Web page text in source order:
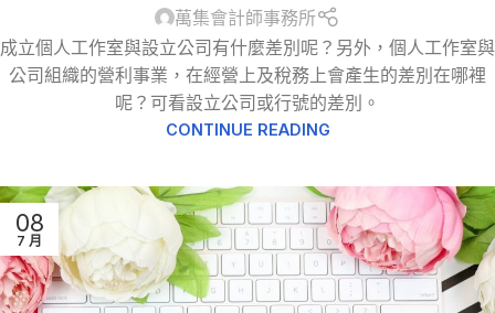
萬集會計師事務所
成立個人工作室與設立公司有什麼差別呢？另外，個人工作室與
公司組織的營利事業，在經營上及稅務上會產生的差別在哪裡
呢？可看設立公司或行號的差別。
CONTINUE READING
08
7 月